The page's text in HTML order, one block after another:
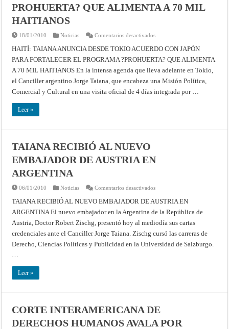
LA
PROHUERTA? QUE ALIMENTA A 70 MIL
HAITIANOS
18/01/2010 Noticias Comentarios desactivadosen
TAIANA
ANUNCIA
DESDE
ACUERDO
CON
JAPÓN
PARA
FORTALECER
HAITIANOS
HAITÍ: TAIANA ANUNCIA DESDE TOKIO ACUERDO CON JAPÓN
PARA FORTALECER EL PROGRAMA ?PROHUERTA? QUE ALIMENTA
A 70 MIL HAITIANOS En la intensa agenda que lleva adelante en Tokio,
el Canciller argentino Jorge Taiana, que encabeza una Misión Política,
Comercial y Cultural en una visita oficial de 4 días integrada por …
Leer »
TAIANA RECIBIÓ AL NUEVO
EMBAJADOR DE AUSTRIA EN
ARGENTINA
06/01/2010 Noticias Comentarios desactivadosen
RECIBIÓ
AL
NUEVO
EMBAJADOR
DE
AUSTRIA
EN
ARGENTINA
TAIANA RECIBIÓ AL NUEVO EMBAJADOR DE AUSTRIA EN
ARGENTINA El nuevo embajador en la Argentina de la República de
Austria, Doctor Robert Zischg, presentó hoy al mediodía sus cartas
credenciales ante el Canciller Jorge Taiana. Zischg cursó las carreras de
Derecho, Ciencias Políticas y Publicidad en la Universidad de Salzburgo.
Leer »
CORTE INTERAMERICANA DE
DERECHOS HUMANOS AVALA POR